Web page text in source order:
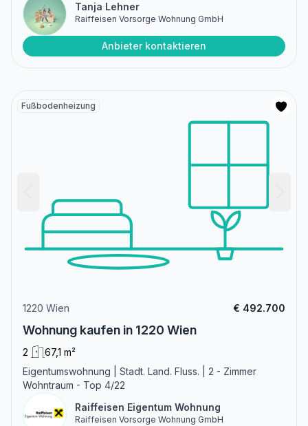
Tanja Lehner
Raiffeisen Vorsorge Wohnung GmbH
Anbieter kontaktieren
Fußbodenheizung
1220 Wien € 492.700
Wohnung kaufen in 1220 Wien
2
67,1 m²
Eigentumswohnung | Stadt. Land. Fluss. | 2 - Zimmer
Wohntraum - Top 4/22
Raiffeisen Eigentum Wohnung
Raiffeisen Vorsorge Wohnung GmbH